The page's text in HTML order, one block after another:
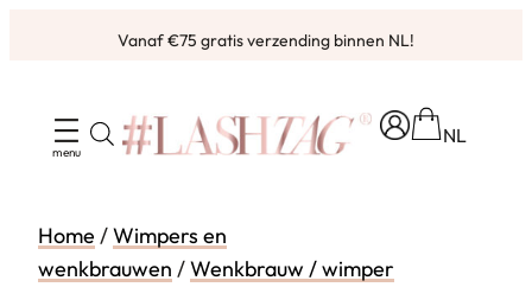
inhoud
Vanaf €75 gratis verzending binnen NL!
NL
Home /Wimpers en
wenkbrauwen /Wenkbrauw / wimper